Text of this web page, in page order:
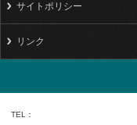
サイトポリシー
リンク
TEL